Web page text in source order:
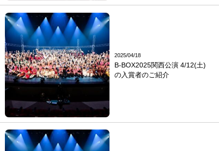
2025/04/18
B-BOX2025関西公演 4/12(土)
の入賞者のご紹介